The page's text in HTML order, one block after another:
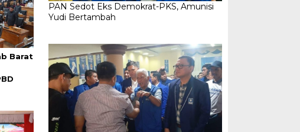
Barat
PAN Sedot Eks Demokrat-PKS, Amunisi
Yudi Bertambah